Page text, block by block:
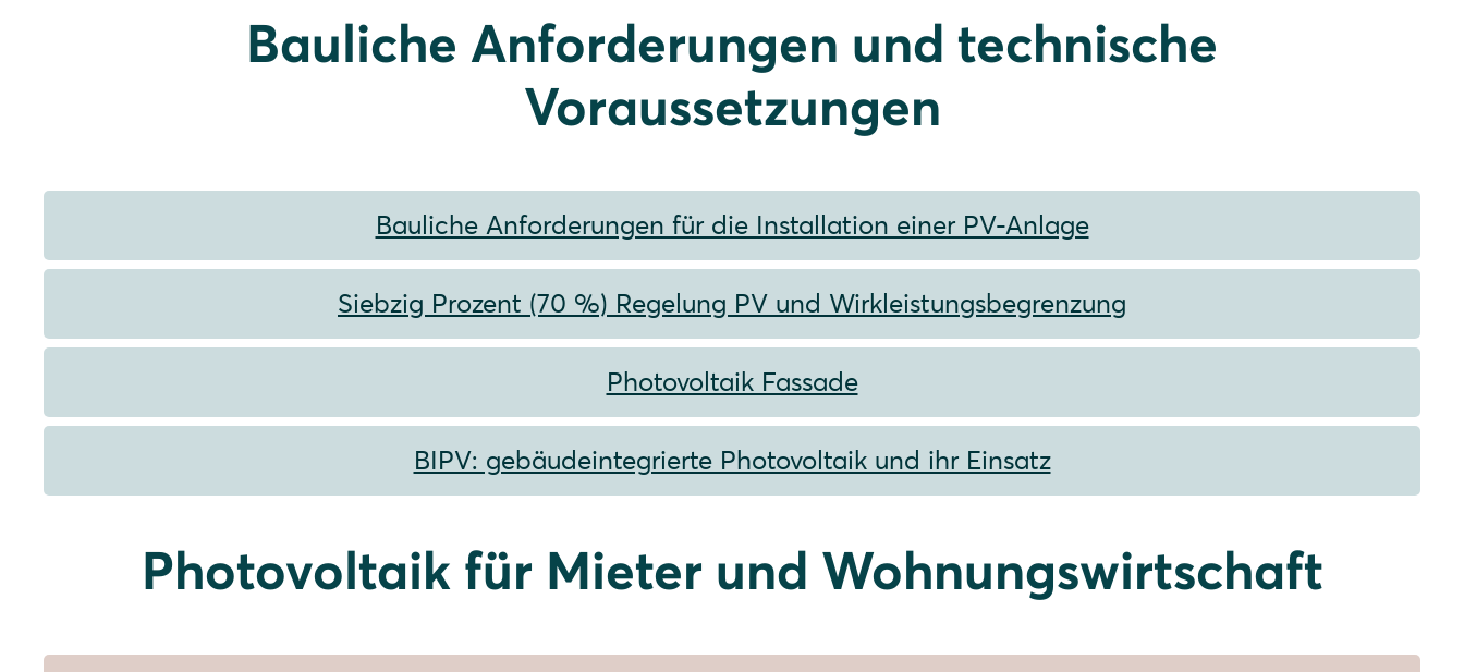
Bauliche Anforderungen und technische
Voraussetzungen
Bauliche Anforderungen für die Installation einer PV-Anlage
Siebzig Prozent (70 %) Regelung PV und Wirkleistungsbegrenzung
Photovoltaik Fassade
BIPV: gebäudeintegrierte Photovoltaik und ihr Einsatz
Photovoltaik für Mieter und Wohnungswirtschaft